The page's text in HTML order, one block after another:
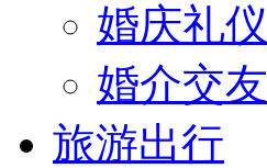
婚庆礼仪
婚介交友
旅游出行